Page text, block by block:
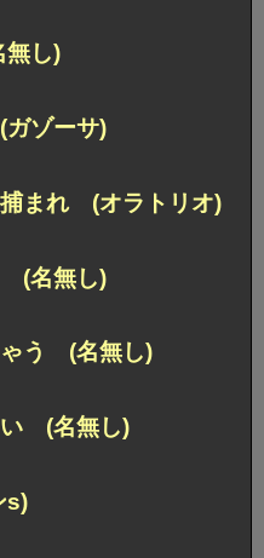
し)
ゾーサ)
捕まれ (オラトリオ)
(名無し)
ゃう (名無し)
い (名無し)
s)